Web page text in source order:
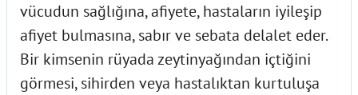
vücudun sağlığına, afiyete, hastaların iyileşip
afiyet bulmasına, sabır ve sebata delalet eder.
Bir kimsenin rüyada zeytinyağından içtiğini
görmesi, sihirden veya hastalıktan kurtuluşa